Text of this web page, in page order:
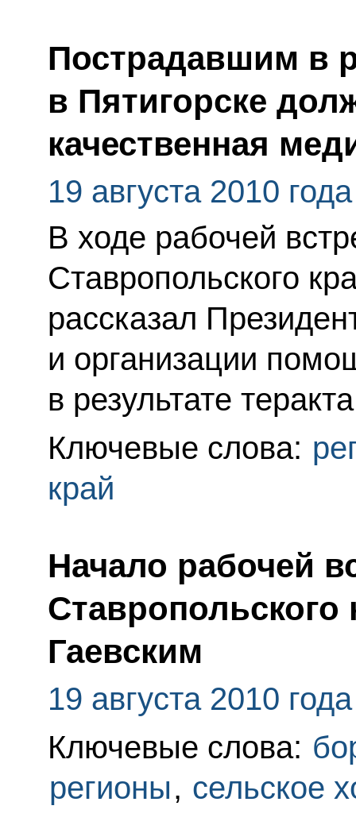
Пострадавшим в
в Пятигорске
качественная
19 августа 2010 года
В ходе рабочей
Ставропольского
рассказал
и организации
в результате
Ключевые слова:
край
Начало рабочей
Ставропольского
Гаевским
19 августа 2010 года
Ключевые слова:
регионы, сельское